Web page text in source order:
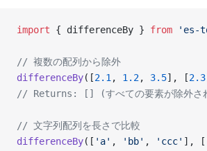
import { differenceBy } from 'es-
// 複数の配列から除外
differenceBy([2.1 , 1.2, 3.5], [2.3
// Returns: [] (すべての要素が除外さ
// 文字列配列を長さで比較
differenceBy([ 'a' , 'bb' , 'ccc' ], [